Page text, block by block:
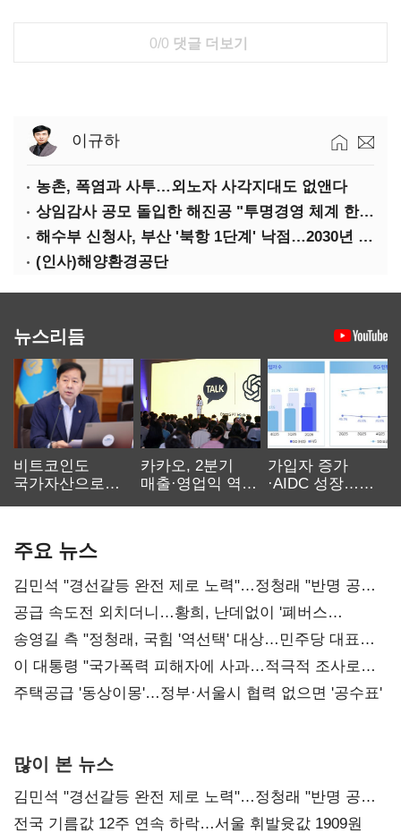
0/0 댓글 더보기
이규하
농촌, 폭염과 사투…외노자 사각지대도 없앤다
상임감사 공모 돌입한 해진공 "투명경영 체계 한층 강화"
해수부 신청사, 부산 '북항 1단계' 낙점…2030년 완공 목표
(인사)해양환경공단
뉴스리듬
비트코인도
국가자산으로…'
카카오, 2분기
매출·영업익 역대
가입자 증가
·AIDC 성장…
주요 뉴스
김민석 "경선갈등 완전 제로 노력"…정청래 "반명 공세
사과부터"
공급 속도전 외치더니…황희, 난데없이 '폐버스
리모델링' 제안
송영길 측 "정청래, 국힘 '역선택' 대상…민주당 대표로
총선 지휘 못해"
이 대통령 "국가폭력 피해자에 사과…적극적 조사로
진실 밝혀야"
주택공급 '동상이몽'…정부·서울시 협력 없으면 '공수표'
많이 본 뉴스
김민석 "경선갈등 완전 제로 노력"…정청래 "반명 공세
사과부터"
전국 기름값 12주 연속 하락…서울 휘발윳값 1909원